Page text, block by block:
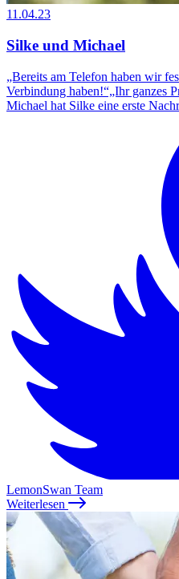
11.04.23
Silke und Michael
„Bereits am Telefon haben wir
Verbindung haben!“„Ihr ganzes
Michael hat Silke eine erste
LemonSwan Team
Weiterlesen